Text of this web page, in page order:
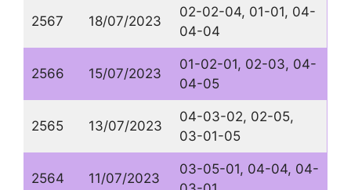
2567 18/07/2023
02-02-04, 01-01, 04-
04-04
2566 15/07/2023
01-02-01, 02-03, 04-
04-05
2565 13/07/2023
04-03-02, 02-05,
03-01-05
2564 11/07/2023
03-05-01, 04-04, 04-